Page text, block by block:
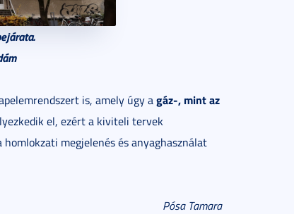
is, amely úgy agáz-, mint az
el, ezért a kiviteli tervek
megjelenés és anyaghasználat
Pósa Tamara